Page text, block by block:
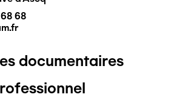
68
documentaires